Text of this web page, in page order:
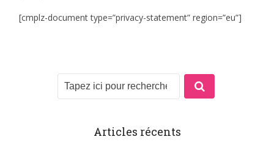
[cmplz-document type=”privacy-statement” region=”eu”]
Articles récents